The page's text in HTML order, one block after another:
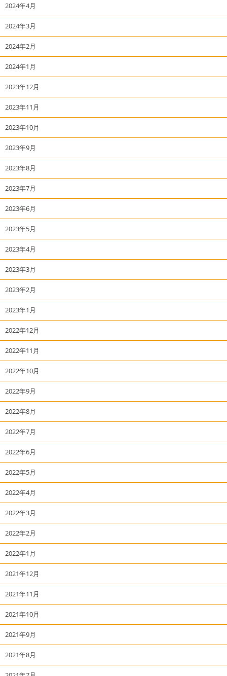
2024年4月
2024年3月
2024年2月
2024年1月
2023年12月
2023年11月
2023年10月
2023年9月
2023年8月
2023年7月
2023年6月
2023年5月
2023年4月
2023年3月
2023年2月
2023年1月
2022年12月
2022年11月
2022年10月
2022年9月
2022年8月
2022年7月
2022年6月
2022年5月
2022年4月
2022年3月
2022年2月
2022年1月
2021年12月
2021年11月
2021年10月
2021年9月
2021年8月